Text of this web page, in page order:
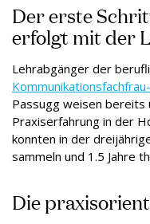
Der erste
erfolgt mit der
Lehrabgänger der
Passugg weisen bereits
Praxiserfahrung in der
konnten in der
sammeln und 1.5 Jahre
Die